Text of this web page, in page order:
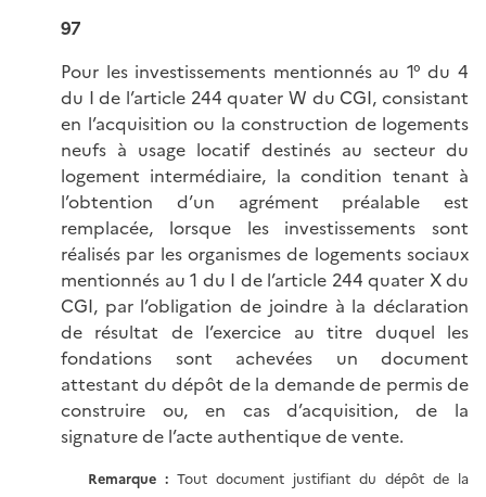
97
Pour les investissements mentionnés au 1° du 4
du I de l’article 244 quater W du CGI, consistant
en l’acquisition ou la construction de logements
neufs à usage locatif destinés au secteur du
logement intermédiaire, la condition tenant à
l’obtention d’un agrément préalable est
remplacée, lorsque les investissements sont
réalisés par les organismes de logements sociaux
mentionnés au 1 du I de l’article 244 quater X du
CGI, par l’obligation de joindre à la déclaration
de résultat de l’exercice au titre duquel les
fondations sont achevées un document
attestant du dépôt de la demande de permis de
construire ou, en cas d’acquisition, de la
signature de l’acte authentique de vente.
Remarque :Tout document justifiant du dépôt de la